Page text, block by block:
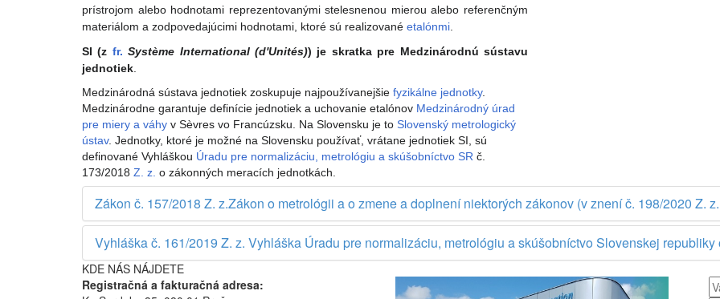
prístrojom alebo hodnotami reprezentovanými stelesnenou mierou alebo referenčným
materiálom a zodpovedajúcimi hodnotami, ktoré sú realizované etalónmi
SI (z fr. Système International (d'Unités)) je skratka pre Medzinárodnú sústavu
jednotiek
Medzinárodná sústava jednotiek zoskupuje najpoužívanejšie fyzikálne jednotky.
Medzinárodne garantuje definície jednotiek a uchovanie etalónov Medzinárodný úrad
pre miery a váhy v Sèvres vo Francúzsku. Na Slovensku je to Slovenský metrologický
ústav. Jednotky, ktoré je možné na Slovensku používať, vrátane jednotiek SI, sú
definované Vyhláškou Úradu pre normalizáciu, metrológiu a skúšobníctvo SR č.
173/2018 Z. z. o zákonných meracích jednotkách.
Zákon č. 157/2018 Z. z.Zákon o metrológii a o zmene a doplnení niektorých zákonov (v znení č. 198/2020 Z.
Vyhláška č. 161/2019 Z. z. Vyhláška Úradu pre normalizáciu, metrológiu a skúšobníctvo Slovenskej
KDE NÁS NÁJDETE
Registračná a fakturačná adresa: